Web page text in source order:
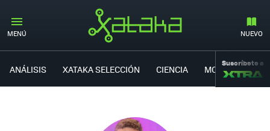
MENÚ NUEVO
ANÁLISIS XATAKA SELECCIÓN CIENCIA MOVILIDAD
Suscríbete a